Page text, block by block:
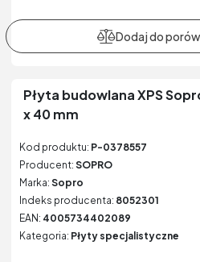
Płyta budowlana XPS
x 40 mm
Kod produktu: P-0378557
Producent: SOPRO
Marka: Sopro
Indeks producenta: 8052301
EAN: 4005734402089
Kategoria: Płyty specjalistyczne